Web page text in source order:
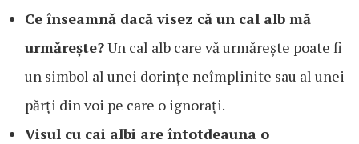
Ce înseamnă dacă visez că un cal alb mă
urmărește?Un cal alb care vă urmărește poate fi
un simbol al unei dorințe neîmplinite sau al unei
părți din voi pe care o ignorați.
Visul cu cai albi are întotdeauna o